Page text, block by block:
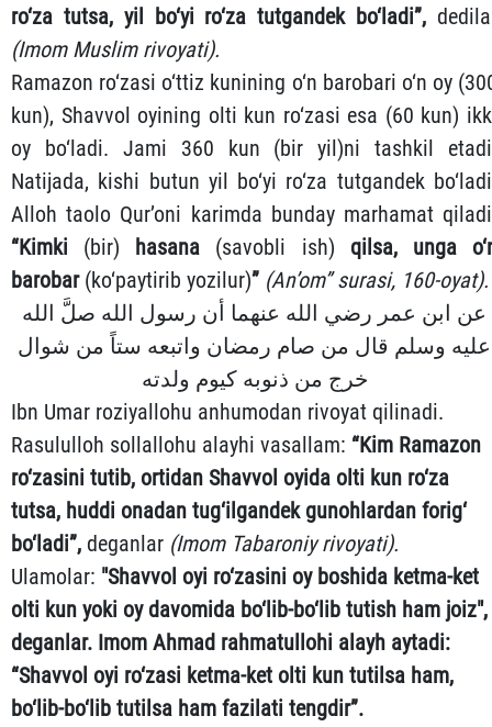
ro‘za tutsa, yil bo‘yi ro‘za tutgandek bo‘ladi”,
(Imom Muslim rivoyati).
Ramazon ro‘zasi o‘ttiz kunining o‘n barobari o‘n oy
kun), Shavvol oyining olti kun ro‘zasi esa (60 kun)
oy bo‘ladi. Jami 360 kun (bir yil)ni tashkil
Natijada, kishi butun yil bo‘yi ro‘za tutgandek
Alloh taolo Qur’oni karimda bunday marhamat
“Kimki (bir) hasana (savobli ish) qilsa, unga
barobar (ko‘paytirib yozilur)” (An’om” surasi, 160-oyat).
عن ابن عمر رضي الله عنهما أن رسول الله صلَّ الله
عليه وسلم قال من صام رمضان واتبعه ستاً من شوال
خرج من ذنوبه كيوم ولدته
Ibn Umar roziyallohu anhumodan rivoyat qilinadi.
Rasululloh sollallohu alayhi vasallam: “Kim Ramazon
ro‘zasini tutib, ortidan Shavvol oyida olti kun ro‘za
tutsa, huddi onadan tug‘ilgandek gunohlardan forig‘
bo‘ladi”, deganlar (Imom Tabaroniy rivoyati).
Ulamolar: "Shavvol oyi ro‘zasini oy boshida ketma-ket
olti kun yoki oy davomida bo‘lib-bo‘lib tutish ham joiz",
deganlar. Imom Ahmad rahmatullohi alayh aytadi:
“Shavvol oyi ro‘zasi ketma-ket olti kun tutilsa ham,
bo‘lib-bo‘lib tutilsa ham fazilati tengdir”.